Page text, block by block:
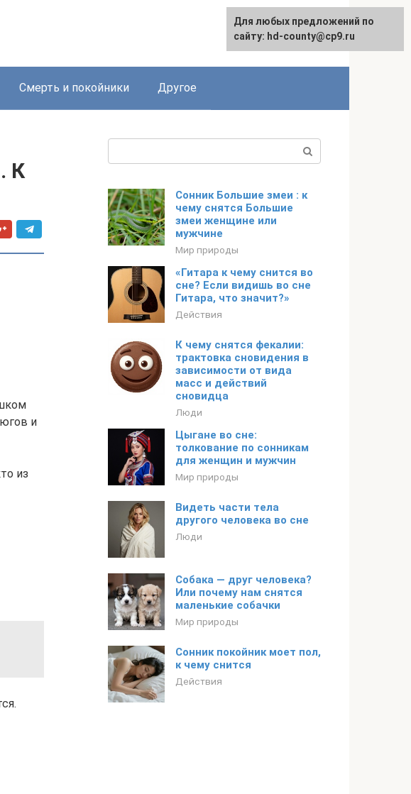
Смерть и покойники Другое
К
и
из
Сонник Большие змеи : к
чему снятся Большие
змеи женщине или
мужчине
Мир природы
«Гитара к чему снится во
сне? Если видишь во сне
Гитара, что значит?»
Действия
К чему снятся фекалии:
трактовка сновидения в
зависимости от вида
масс и действий
сновидца
Люди
Цыгане во сне:
толкование по сонникам
для женщин и мужчин
Мир природы
Видеть части тела
другого человека во сне
Люди
Собака — друг человека?
Или почему нам снятся
маленькие собачки
Мир природы
Сонник покойник моет пол,
к чему снится
Действия
Для любых предложений по
сайту: hd-county@cp9.ru